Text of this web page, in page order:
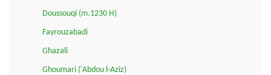
Doussouqi (m.1230 H)
Fayrouzabadi
Ghazali
Ghoumari ('Abdou l-Aziz)